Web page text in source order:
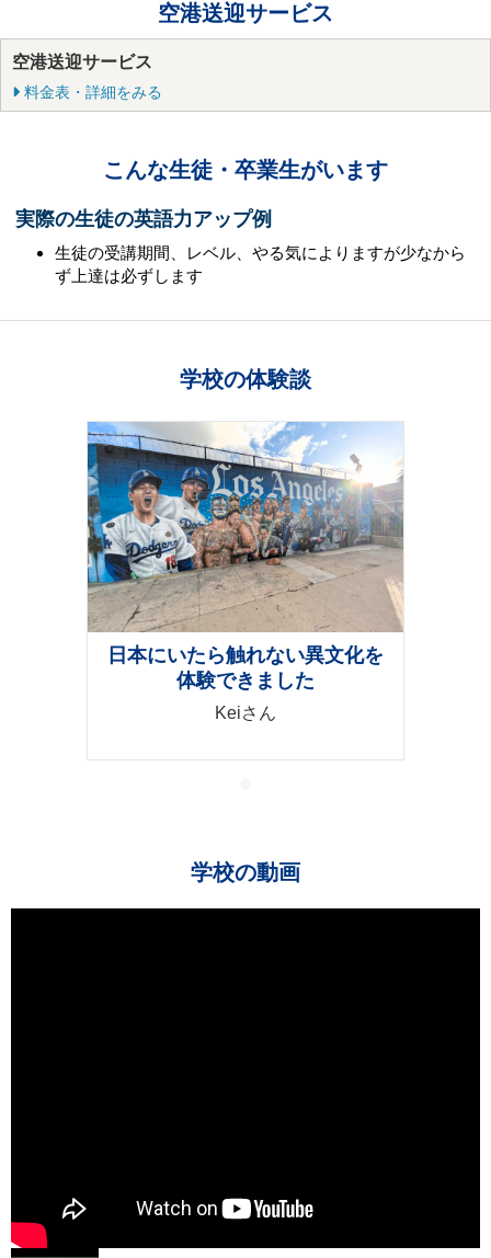
空港送迎サービス
空港送迎サービス
料金表・詳細をみる
こんな生徒・卒業生がいます
実際の生徒の英語力アップ例
生徒の受講期間、レベル、やる気によりますが少なから
ず上達は必ずします
学校の体験談
日本にいたら触れない異文化を
体験できました
Keiさん
学校の動画